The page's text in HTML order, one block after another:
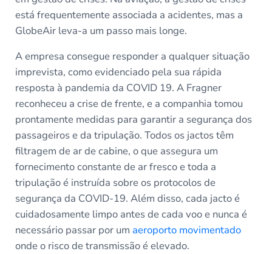
está frequentemente associada a acidentes, mas a
GlobeAir leva-a um passo mais longe.
A empresa consegue responder a qualquer situação
imprevista, como evidenciado pela sua rápida
resposta à pandemia da COVID 19. A Fragner
reconheceu a crise de frente, e a companhia tomou
prontamente medidas para garantir a segurança dos
passageiros e da tripulação. Todos os jactos têm
filtragem de ar de cabine, o que assegura um
fornecimento constante de ar fresco e toda a
tripulação é instruída sobre os protocolos de
segurança da COVID-19. Além disso, cada jacto é
cuidadosamente limpo antes de cada voo e nunca é
necessário passar por um aeroporto movimentado
onde o risco de transmissão é elevado.